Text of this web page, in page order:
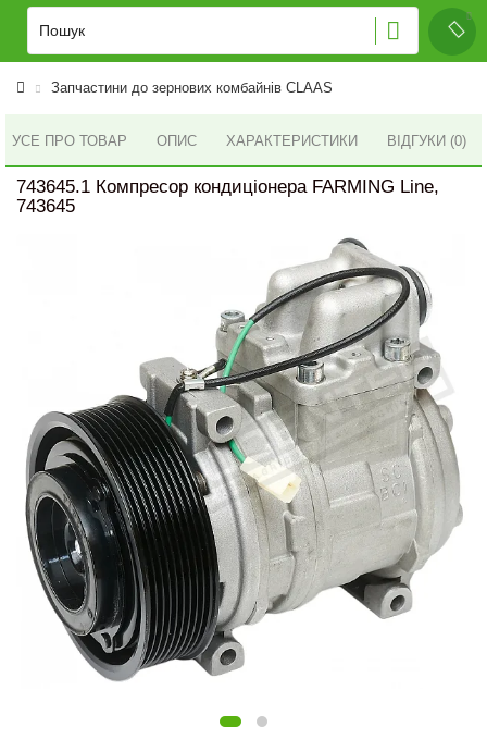
Запчастини до зернових комбайнів CLAAS
УСЕ ПРО ТОВАР ОПИС ХАРАКТЕРИСТИКИ ВІДГУКИ (0)
743645.1 Компресор кондиціонера FARMING Line,
743645